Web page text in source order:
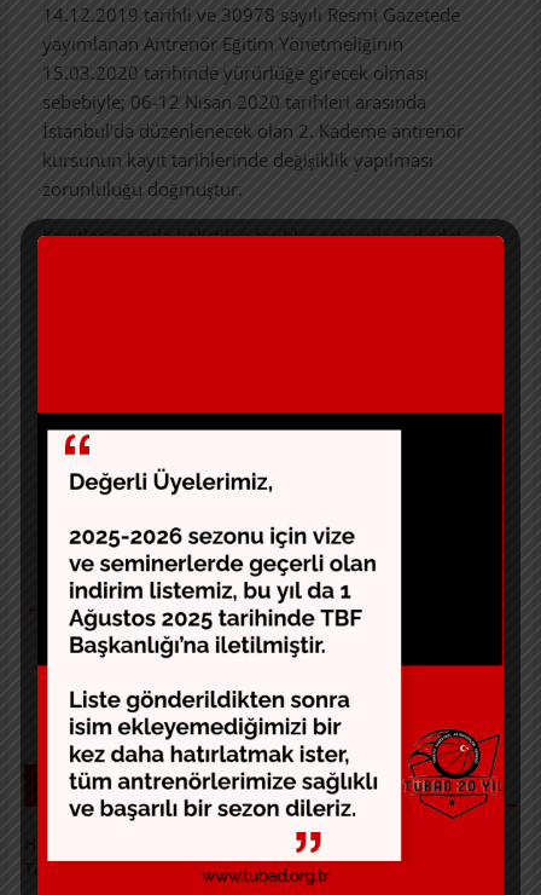
14.12.2019 tarihli ve 30978 sayılı Resmi Gazetede
yayımlanan Antrenör Eğitim Yönetmeliğinin
15.03.2020 tarihinde yürürlüğe girecek olması
sebebiyle; 06-12 Nisan 2020 tarihleri arasında
İstanbul’da düzenlenecek olan 2. Kademe antrenör
kursunun kayıt tarihlerinde değişiklik yapılması
zorunluluğu doğmuştur.
Kayıtlar aşağıda belirtilen tarihler arasında e-devlet
Detaylı bilgi ve kayıt için
Kamuoyuna saygı ile duyurulur.
← Euroleague Koçlar Kongresi Antalya’da
“Herkes kendi en iyisine ulaşabilir” →
SON YAZILAR
Hurşit Baytok ve Jülide Sonat Projeleri Kapsamında
Turnuvalarımız Başarıyla Tamamlandı. 4 Mayıs 2026